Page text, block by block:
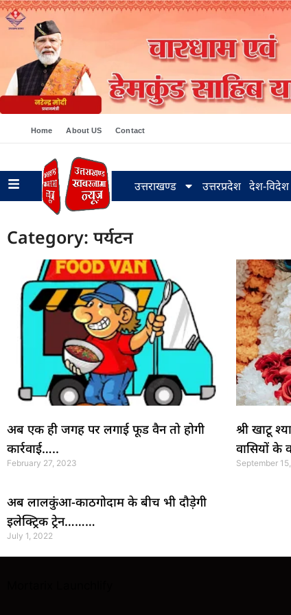
Home About US Contact
उत्तराखण्ड उत्तरप्रदेश देश-विदेश
Category: पर्यटन
अब एक ही जगह पर लगाई फूड वैन तो होगी
कार्रवाई…..
February 27, 2023
श्री खाटू
वासियों के
September
अब लालकुंआ-काठगोदाम के बीच भी दौड़ेगी
इलेक्ट्रिक ट्रेन………
July 1, 2022